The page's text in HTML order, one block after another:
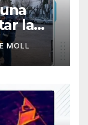
la
de
MOLL